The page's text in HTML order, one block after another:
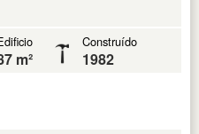
m²
Construído
1982